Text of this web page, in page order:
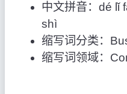
中文拼音：dé lǐ
shì
缩写词分类：
缩写词领域：